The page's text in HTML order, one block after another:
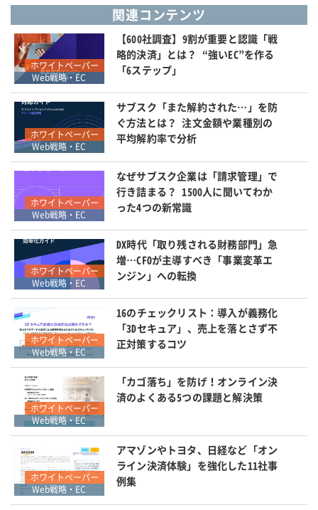
関連コンテンツ
ホワイトペーパー
Web戦略・EC
【600社調査】9割が重要と認識「戦
略的決済」とは？ “強いEC”を作る
「6ステップ」
ホワイトペーパー
Web戦略・EC
サブスク「また解約された…」を防
ぐ方法とは？ 注文金額や業種別の
平均解約率で分析
ホワイトペーパー
Web戦略・EC
なぜサブスク企業は「請求管理」で
行き詰まる？ 1500人に聞いてわか
った4つの新常識
ホワイトペーパー
Web戦略・EC
DX時代「取り残される財務部門」急
増…CFOが主導すべき「事業変革エ
ンジン」への転換
ホワイトペーパー
Web戦略・EC
16のチェックリスト：導入が義務化
「3Dセキュア」、売上を落とさず不
正対策するコツ
ホワイトペーパー
Web戦略・EC
「カゴ落ち」を防げ！オンライン決
済のよくある5つの課題と解決策
ホワイトペーパー
Web戦略・EC
アマゾンやトヨタ、日経など「オン
ライン決済体験」を強化した11社事
例集